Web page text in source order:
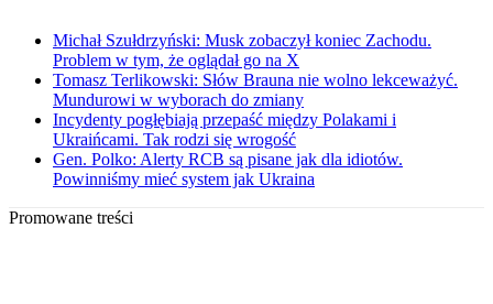
Michał Szułdrzyński: Musk zobaczył koniec Zachodu.
Problem w tym, że oglądał go na X
Tomasz Terlikowski: Słów Brauna nie wolno lekceważyć.
Mundurowi w wyborach do zmiany
Incydenty pogłębiają przepaść między Polakami i
Ukraińcami. Tak rodzi się wrogość
Gen. Polko: Alerty RCB są pisane jak dla idiotów.
Powinniśmy mieć system jak Ukraina
Promowane treści